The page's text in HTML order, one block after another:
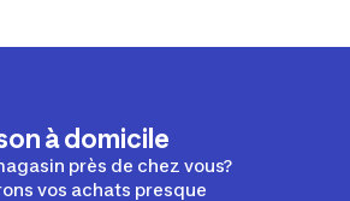
à domicile
près de chez vous?
vos achats presque